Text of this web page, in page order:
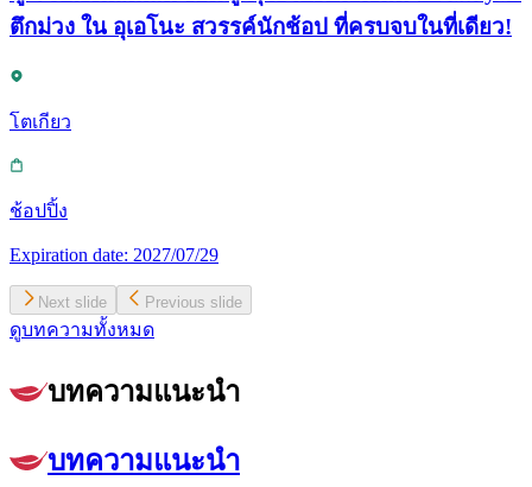
ตึกม่วง ใน อุเอโนะ สวรรค์นักช้อป ที่ครบจบในที่เดียว!
โตเกียว
ช้อปปิ้ง
Expiration date: 2027/07/29
Next slide Previous slide
ดูบทความทั้งหมด
บทความแนะนำ
บทความแนะนำ